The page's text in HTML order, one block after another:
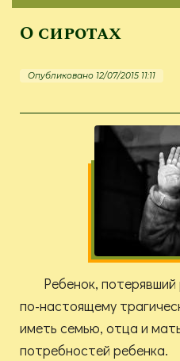
О сиротах
Опубликовано 12/07/2015 11:11
Ребенок,
по-настоящему
иметь семью, отца и
потребностей ребенка.